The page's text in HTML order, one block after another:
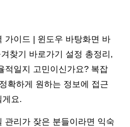
가이드 | 윈도우 바탕화면 바
찾기 바로가기 설정 총정리,
적일지 고민이신가요? 복잡
확하게 원하는 정보에 접근
게요.
관리가 잦은 분들이라면 익숙